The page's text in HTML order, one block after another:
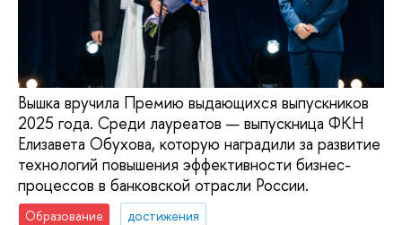
Вышка вручила Премию выдающихся выпускников
2025 года. Среди лауреатов — выпускница ФКН
Елизавета Обухова, которую наградили за развитие
технологий повышения эффективности бизнес-
процессов в банковской отрасли России.
Образование
достижения